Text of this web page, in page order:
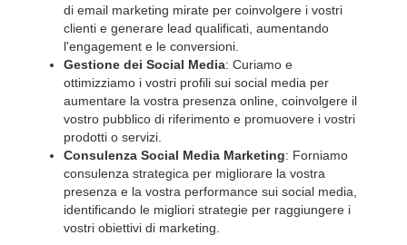
di email marketing mirate per coinvolgere i vostri
clienti e generare lead qualificati, aumentando
l'engagement e le conversioni.
Gestione dei Social Media: Curiamo e
ottimizziamo i vostri profili sui social media per
aumentare la vostra presenza online, coinvolgere il
vostro pubblico di riferimento e promuovere i vostri
prodotti o servizi.
Consulenza Social Media Marketing: Forniamo
consulenza strategica per migliorare la vostra
presenza e la vostra performance sui social media,
identificando le migliori strategie per raggiungere i
vostri obiettivi di marketing.